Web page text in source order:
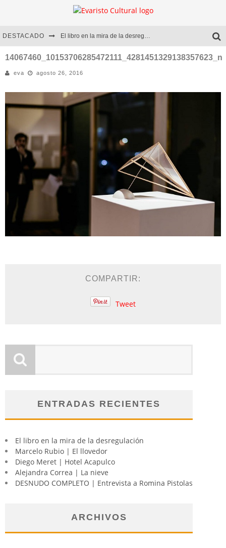
DESTACADO El libro en la mira de la desregulación
Marcelo Rubio | El llovedor
Diego Meret | Hotel Acapulco
Alejandra Correa | La nieve
14067460_10153706285472111_4281451329138357623_n
eva agosto 26, 2016
COMPARTIR:
Tweet
ENTRADAS RECIENTES
El libro en la mira de la desregulación
Marcelo Rubio | El llovedor
Diego Meret | Hotel Acapulco
Alejandra Correa | La nieve
DESNUDO COMPLETO | Entrevista a Romina Pistolas
ARCHIVOS